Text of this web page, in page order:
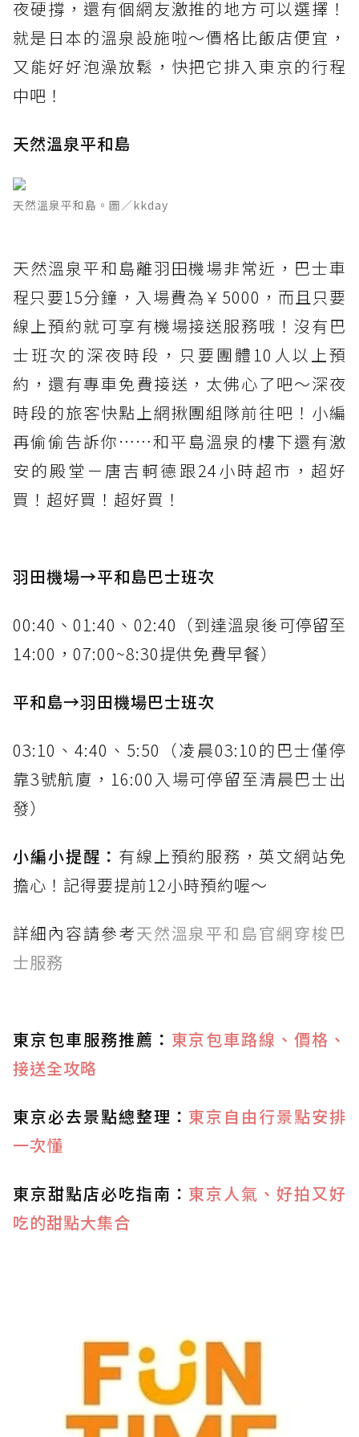
夜硬撐，還有個網友激推的地方可以選擇！
就是日本的溫泉設施啦～價格比飯店便宜，
又能好好泡澡放鬆，快把它排入東京的行程
中吧！
天然溫泉平和島
天然溫泉平和島。圖／kkday
天然溫泉平和島離羽田機場非常近，巴士車
程只要15分鐘，入場費為￥5000，而且只要
線上預約就可享有機場接送服務哦！沒有巴
士班次的深夜時段，只要團體10人以上預
約，還有專車免費接送，太佛心了吧～深夜
時段的旅客快點上網揪團組隊前往吧！小編
再偷偷告訴你……和平島溫泉的樓下還有激
安的殿堂－唐吉軻德跟24小時超市，超好
買！超好買！超好買！
羽田機場→平和島巴士班次
00:40、01:40、02:40（到達溫泉後可停留至
14:00，07:00~8:30提供免費早餐）
平和島→羽田機場巴士班次
03:10、4:40、5:50（凌晨03:10的巴士僅停
靠3號航廈，16:00入場可停留至清晨巴士出
發）
小編小提醒： 有線上預約服務，英文網站免
擔心！記得要提前12小時預約喔～
詳細內容請參考天然溫泉平和島官網穿梭巴
士服務
東京包車服務推薦 ： 東京包車路線、價格、
接送全攻略
東京必去景點總整理 ： 東京自由行景點安排
一次懂
東京甜點店必吃指南 ： 東京人氣、好拍又好
吃的甜點大集合